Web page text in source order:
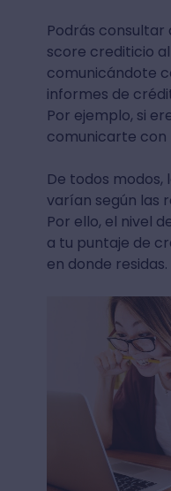
Podrás
score crediticio
comunicándote
informes de
Por ejemplo, si
comunicarte con
De todos
varían según las
Por ello, el nivel
a tu puntaje de
en donde residas.